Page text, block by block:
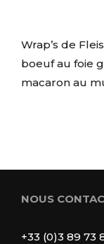
Wrap’s de
boeuf au foie
macaron au
NOUS
+33 (0)3 89 73